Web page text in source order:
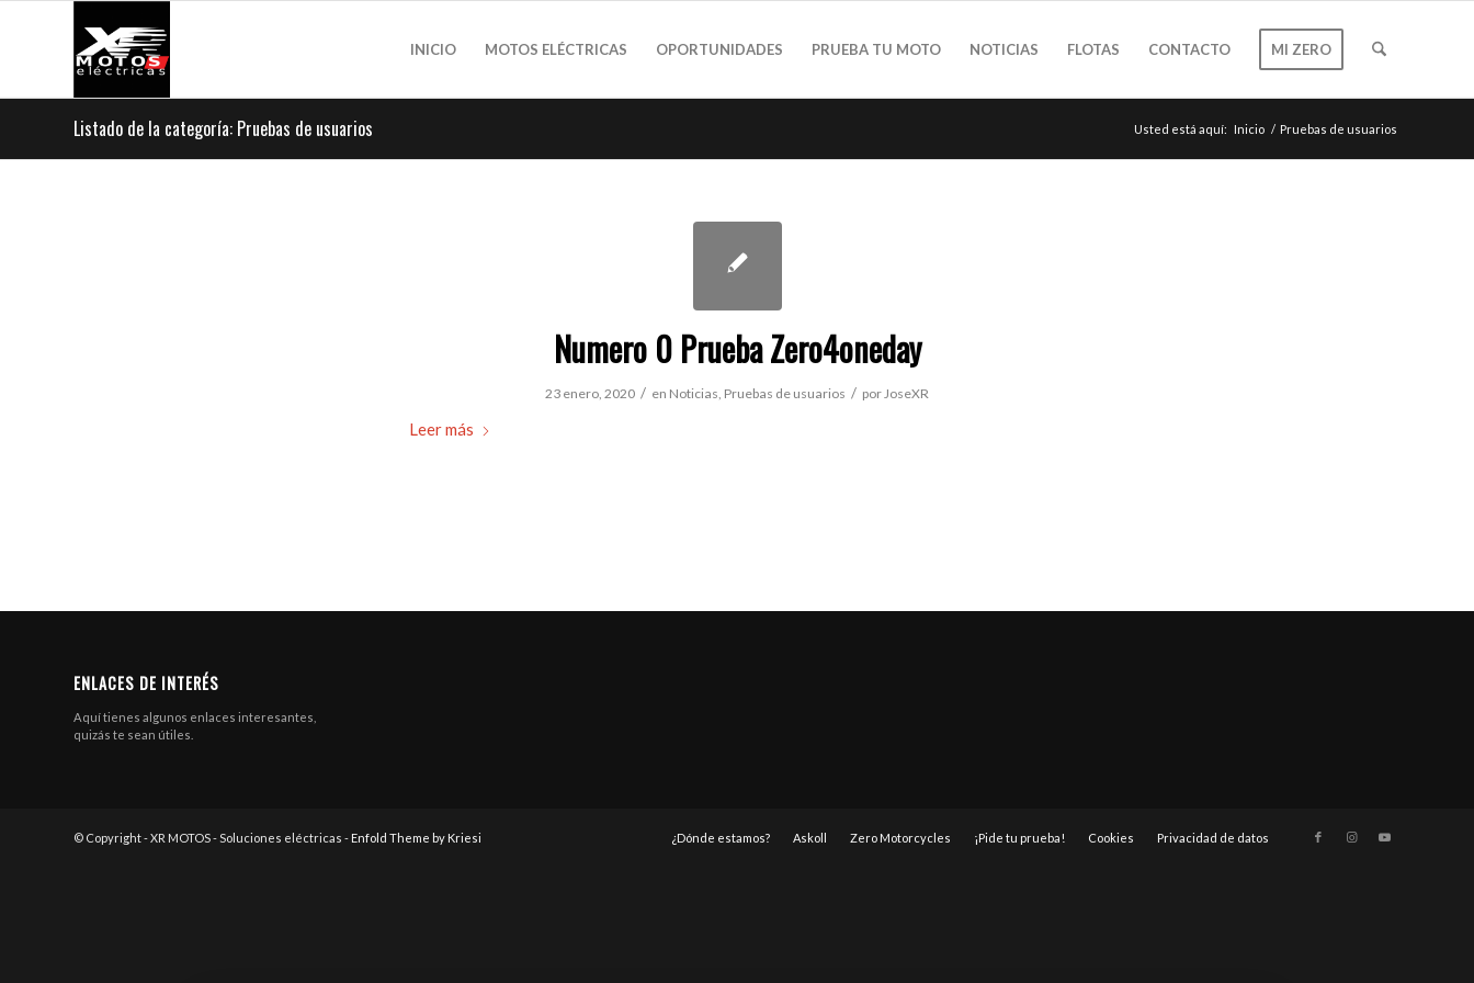
INICIO MOTOS ELÉCTRICAS OPORTUNIDADES PRUEBA TU MOTO NOTICIAS FLOTAS CONTACTO MI ZERO
Listado de la categoría: Pruebas de usuarios Usted está aquí: Inicio / Pruebas de usuarios
Numero 0 Prueba Zero4oneday
23 enero, 2020 / en Noticias, Pruebas de usuarios / porJoseXR
Leer más
ENLACES DE INTERÉS
Aquí tienes algunos enlaces interesantes,
quizás te sean útiles.
© Copyright - XR MOTOS - Soluciones eléctricas - Enfold Theme by Kriesi ¿Dónde estamos? Askoll Zero Motorcycles ¡Pide tu prueba! Cookies Privacidad de datos